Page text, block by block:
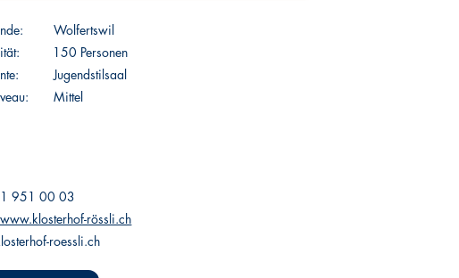
Wolfertswil
150 Personen
Jugendstilsaal
Mittel
951 00 03
rössli.ch
roessli.ch